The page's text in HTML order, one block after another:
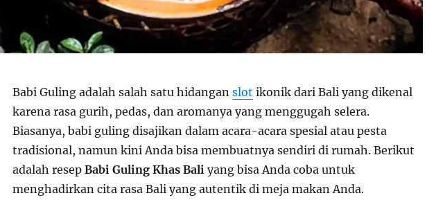
Babi Guling adalah salah satu hidangan slot ikonik dari Bali yang dikenal
karena rasa gurih, pedas, dan aromanya yang menggugah selera.
Biasanya, babi guling disajikan dalam acara-acara spesial atau pesta
tradisional, namun kini Anda bisa membuatnya sendiri di rumah. Berikut
adalah resep Babi Guling Khas Bali yang bisa Anda coba untuk
menghadirkan cita rasa Bali yang autentik di meja makan Anda.